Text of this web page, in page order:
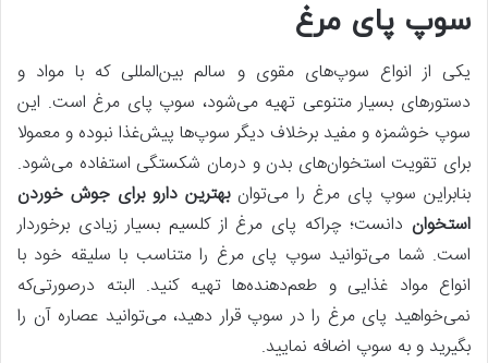
سوپ پای مرغ
یکی از انواع سوپ‌های مقوی و سالم بین‌المللی که با مواد و
دستورهای بسیار متنوعی تهیه می‌شود، سوپ پای مرغ است. این
سوپ خوشمزه و مفید برخلاف دیگر سوپ‌ها پیش‌غذا نبوده و معمولا
برای تقویت استخوان‌های بدن و درمان شکستگی استفاده می‌شود.
بنابراین سوپ پای مرغ را می‌توانبهترین دارو برای جوش خوردن
استخوان دانست؛ چراکه پای مرغ از کلسیم بسیار زیادی برخوردار
است. شما می‌توانید سوپ پای مرغ را متناسب با سلیقه خود با
انواع مواد غذایی و طعم‌دهنده‌ها تهیه کنید. البته درصورتی‌که
نمی‌خواهید پای مرغ را در سوپ قرار دهید، می‌توانید عصاره آن را
بگیرید و به سوپ اضافه نمایید.